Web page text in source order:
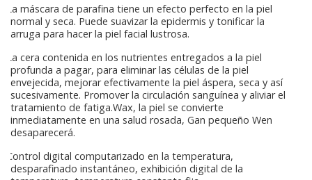
La máscara de parafina tiene un efecto perfecto en la piel
normal y seca. Puede suavizar la epidermis y tonificar la
arruga para hacer la piel facial lustrosa.
La cera contenida en los nutrientes entregados a la piel
profunda a pagar, para eliminar las células de la piel
envejecida, mejorar efectivamente la piel áspera, seca y así
sucesivamente. Promover la circulación sanguínea y aliviar el
tratamiento de fatiga.Wax, la piel se convierte
inmediatamente en una salud rosada, Gan pequeño Wen
desaparecerá.
Control digital computarizado en la temperatura,
desparafinado instantáneo, exhibición digital de la